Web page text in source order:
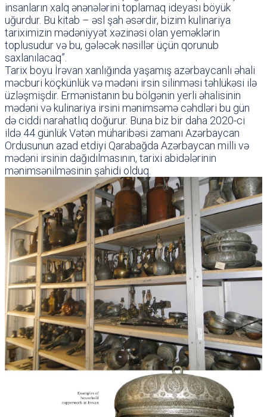
insanların xalq ənənələrini toplamaq ideyası böyük
uğurdur. Bu kitab – əsl şah əsərdir, bizim kulinariya
tariximizin mədəniyyət xəzinəsi olan yeməklərin
toplusudur və bu, gələcək nəsillər üçün qorunub
saxlanılacaq”.
Tarix boyu İrəvan xanlığında yaşamış azərbaycanlı əhali
məcburi köçkünlük və mədəni irsin silinməsi təhlükəsi ilə
üzləşmişdir. Ermənistanın bu bölgənin yerli əhalisinin
mədəni və kulinariya irsini mənimsəmə cəhdləri bu gün
də ciddi narahatlıq doğurur. Buna biz bir daha 2020-ci
ildə 44 günlük Vətən müharibəsi zamanı Azərbaycan
Ordusunun azad etdiyi Qarabağda Azərbaycan milli və
mədəni irsinin dağıdılmasının, tarixi abidələrinin
mənimsənilməsinin şahidi olduq.